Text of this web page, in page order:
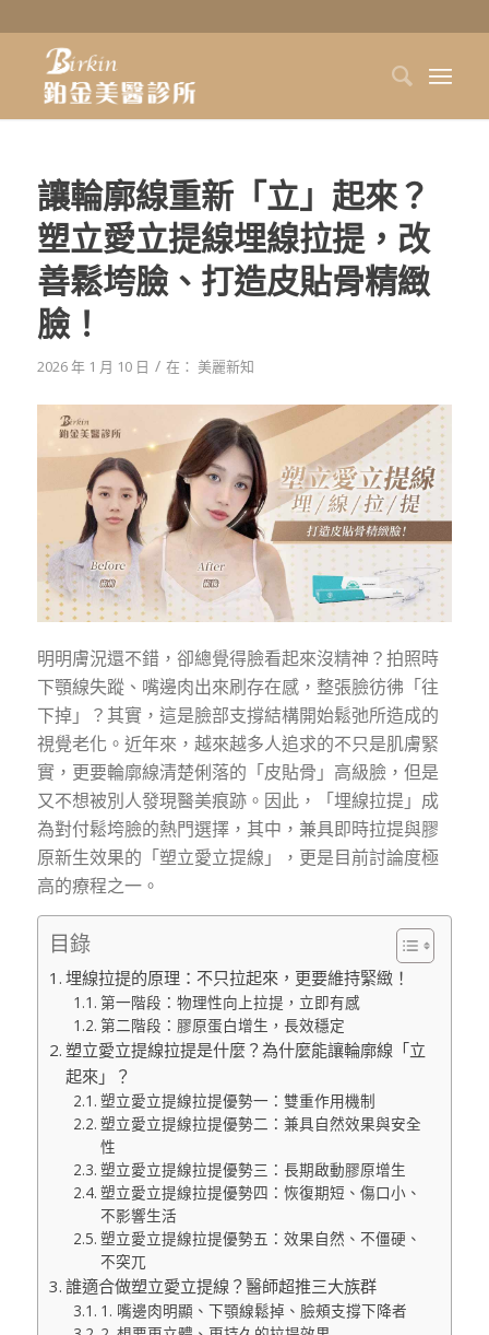
讓輪廓線重新「立」起來？
塑立愛立提線埋線拉提，改
善鬆垮臉、打造皮貼骨精緻
臉！
2026 年 1 月 10 日 / 在： 美麗新知
明明膚況還不錯，卻總覺得臉看起來沒精神？拍照時
下顎線失蹤、嘴邊肉出來刷存在感，整張臉彷彿「往
下掉」？其實，這是臉部支撐結構開始鬆弛所造成的
視覺老化。近年來，越來越多人追求的不只是肌膚緊
實，更要輪廓線清楚俐落的「皮貼骨」高級臉，但是
又不想被別人發現醫美痕跡。因此，「埋線拉提」成
為對付鬆垮臉的熱門選擇，其中，兼具即時拉提與膠
原新生效果的「塑立愛立提線」，更是目前討論度極
高的療程之一。
目錄
埋線拉提的原理：不只拉起來，更要維持緊緻！
第一階段：物理性向上拉提，立即有感
第二階段：膠原蛋白增生，長效穩定
塑立愛立提線拉提是什麼？為什麼能讓輪廓線「立
起來」？
塑立愛立提線拉提優勢一：雙重作用機制
塑立愛立提線拉提優勢二：兼具自然效果與安全
性
塑立愛立提線拉提優勢三：長期啟動膠原增生
塑立愛立提線拉提優勢四：恢復期短、傷口小、
不影響生活
塑立愛立提線拉提優勢五：效果自然、不僵硬、
不突兀
誰適合做塑立愛立提線？醫師超推三大族群
1. 嘴邊肉明顯、下顎線鬆掉、臉頰支撐下降者